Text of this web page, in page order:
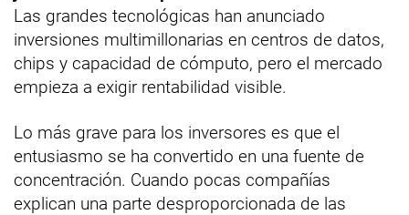
Las grandes tecnológicas han anunciado
inversiones multimillonarias en centros de datos,
chips y capacidad de cómputo, pero el mercado
empieza a exigir rentabilidad visible.
Lo más grave para los inversores es que el
entusiasmo se ha convertido en una fuente de
concentración. Cuando pocas compañías
explican una parte desproporcionada de las